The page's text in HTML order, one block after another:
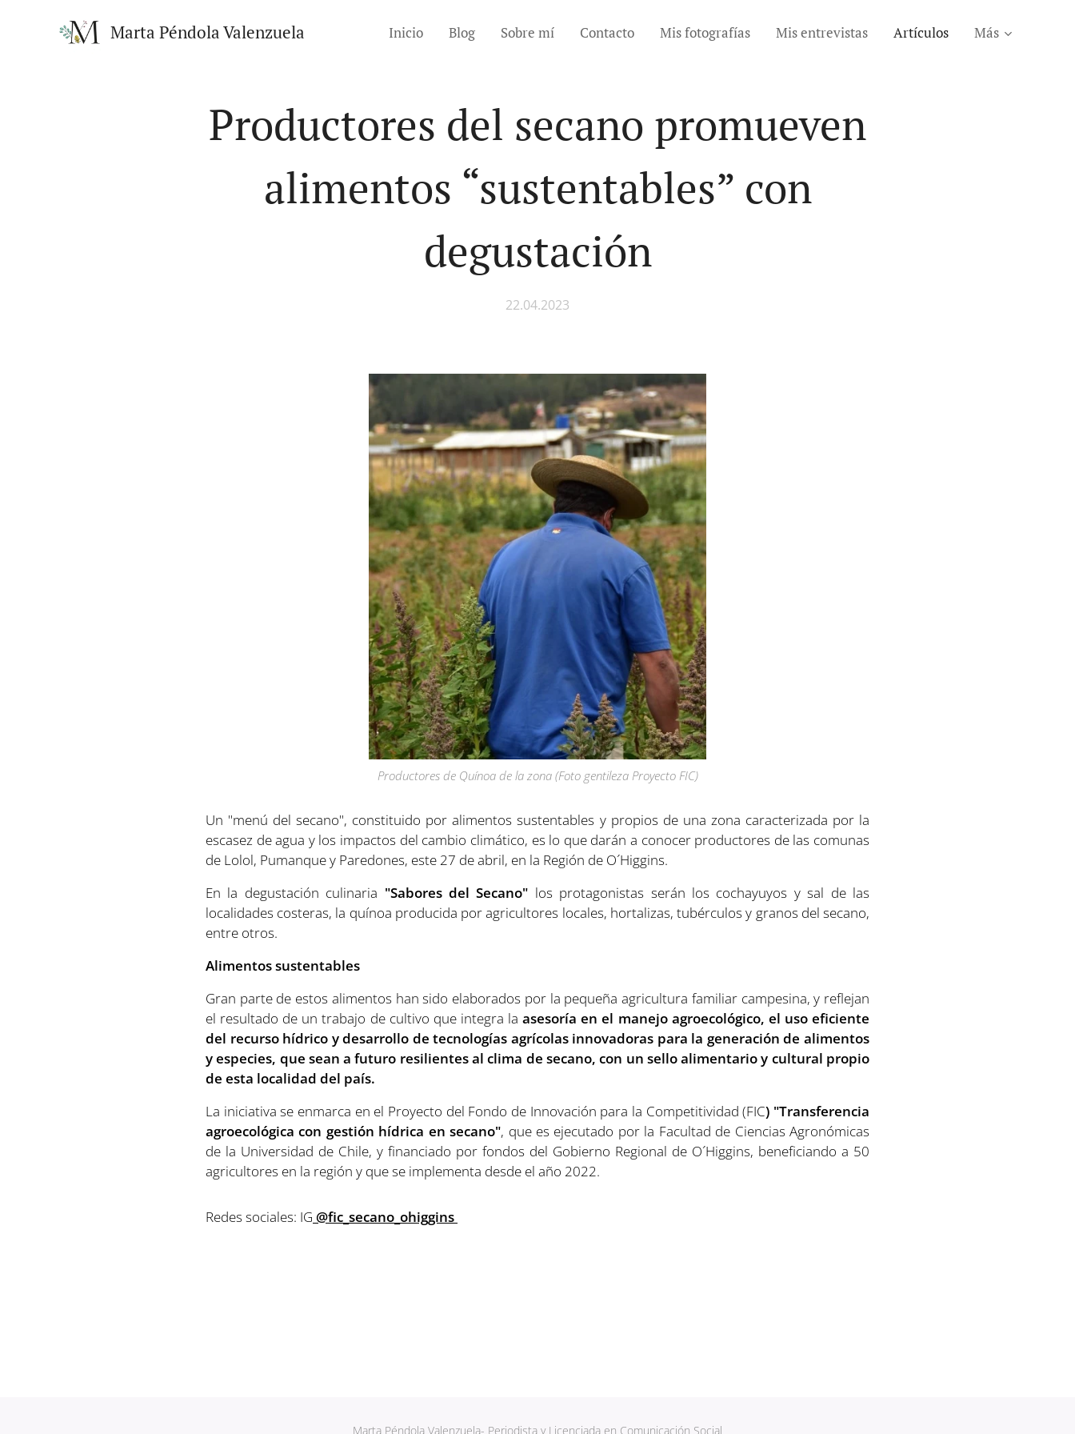
Marta Péndola Valenzuela Inicio Blog Sobre mí Contacto Mis fotografías Mis entrevistas Artículos Más
Productores del secano promueven
alimentos “sustentables” con
degustación
22.04.2023
Productores de Quínoa de la zona (Foto gentileza Proyecto FIC)
Un "menú del secano", constituido por alimentos sustentables y propios de una zona caracterizada por la
escasez de agua y los impactos del cambio climático, es lo que darán a conocer productores de las comunas
de Lolol, Pumanque y Paredones, este 27 de abril, en la Región de O´Higgins.
En la degustación culinaria "Sabores del Secano" los protagonistas serán los cochayuyos y sal de las
localidades costeras, la quínoa producida por agricultores locales, hortalizas, tubérculos y granos del secano,
entre otros.
Alimentos sustentables
Gran parte de estos alimentos han sido elaborados por la pequeña agricultura familiar campesina, y reflejan
el resultado de un trabajo de cultivo que integra laasesoría en el manejo agroecológico, el uso eficiente
del recurso hídrico y desarrollo de tecnologías agrícolas innovadoras para la generación de alimentos
y especies, que sean a futuro resilientes al clima de secano, con un sello alimentario y cultural propio
de esta localidad del país.
La iniciativa se enmarca en el Proyecto del Fondo de Innovación para la Competitividad (FIC) "Transferencia
agroecológica con gestión hídrica en secano", que es ejecutado por la Facultad de Ciencias Agronómicas
de la Universidad de Chile, y financiado por fondos del Gobierno Regional de O´Higgins, beneficiando a 50
agricultores en la región y que se implementa desde el año 2022.
Redes sociales: IG @fic_secano_ohiggins
Marta Péndola Valenzuela- Periodista y Licenciada en Comunicación Social